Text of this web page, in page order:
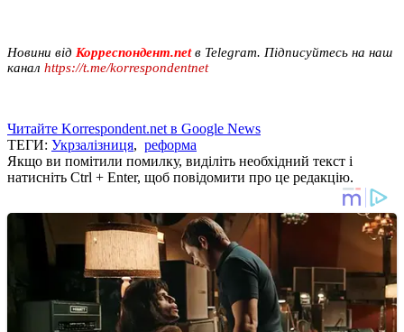
Новини від Корреспондент.netв Telegram. Підписуйтесь на наш
канал https://t.me/korrespondentnet
Читайте Korrespondent.net в Google News
ТЕГИ: Укрзалізниця, реформа
Якщо ви помітили помилку, виділіть необхідний текст і
натисніть Ctrl + Enter, щоб повідомити про це редакцію.